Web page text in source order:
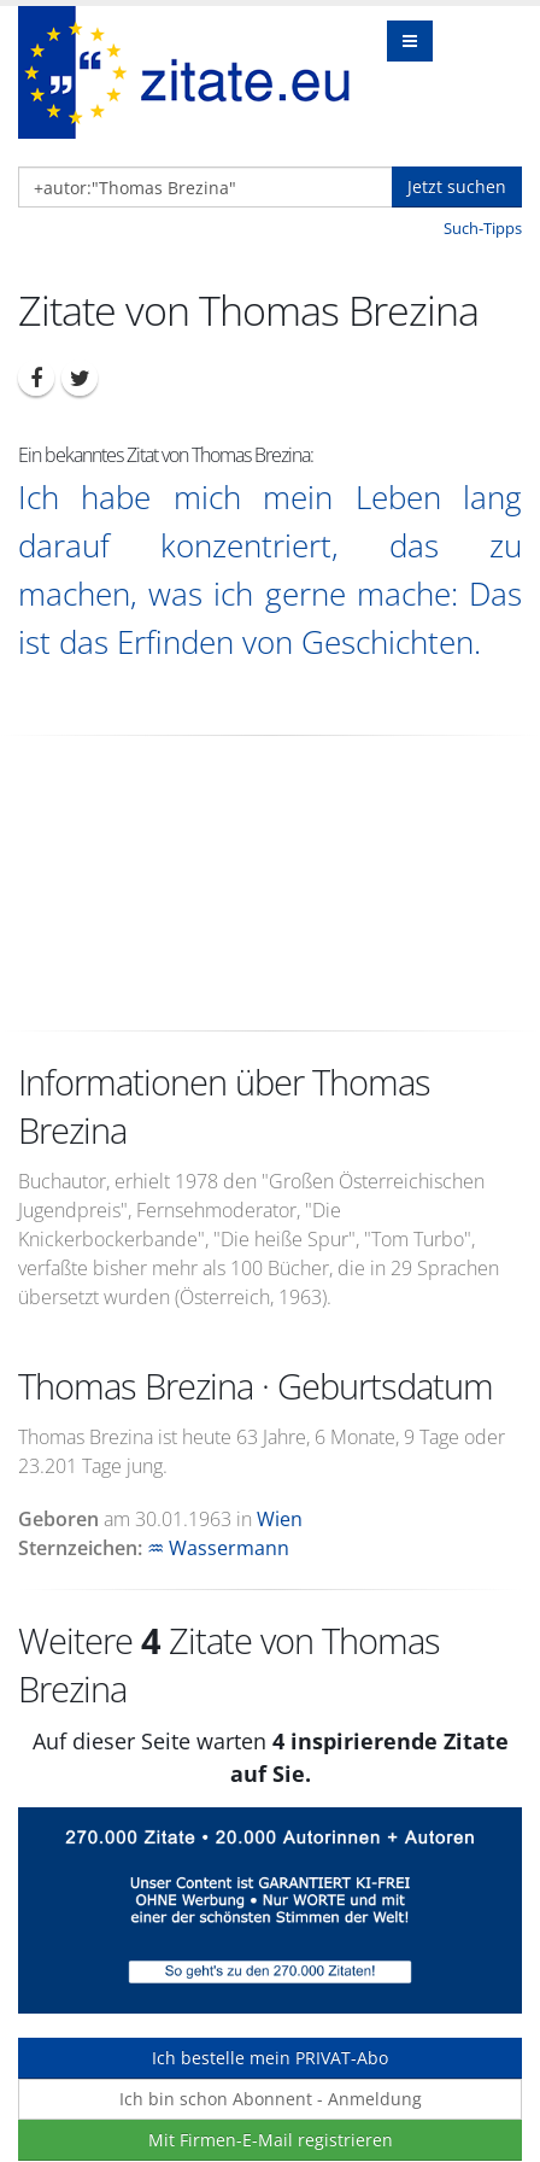
Jetzt suchen
Such-Tipps
Zitate von Thomas Brezina
Ein bekanntes Zitat von Thomas Brezina:
Ich habe mich mein Leben lang
darauf konzentriert, das zu
machen, was ich gerne mache: Das
ist das Erfinden von Geschichten.
Informationen über Thomas
Brezina
Buchautor, erhielt 1978 den "Großen Österreichischen
Jugendpreis", Fernsehmoderator, "Die
Knickerbockerbande", "Die heiße Spur", "Tom Turbo",
verfaßte bisher mehr als 100 Bücher, die in 29 Sprachen
übersetzt wurden (Österreich, 1963).
Thomas Brezina · Geburtsdatum
Thomas Brezina ist heute 63 Jahre, 6 Monate, 9 Tage oder
23.201 Tage jung.
Geboren am 30.01.1963 in Wien
Sternzeichen: ♒ Wassermann
Weitere4 Zitate von Thomas
Brezina
Auf dieser Seite warten 4 inspirierende Zitate
auf Sie.
Ich bestelle mein PRIVAT-Abo
Ich bin schon Abonnent - Anmeldung
Mit Firmen-E-Mail registrieren